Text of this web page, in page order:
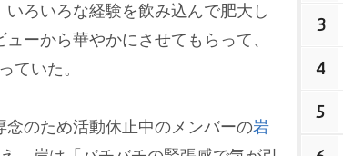
いろいろな経験を飲み込んで肥大し
ューから華やかにさせてもらって、
ていた。
のため活動休止中のメンバーの
3
4
5